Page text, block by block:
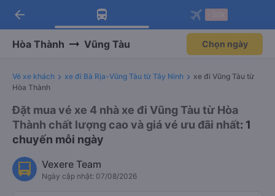
Tải app Vexere ngay!
Nhận ưu đãi thành viên độc
Mở app
Tải app Vexere
-30k/ghế khi đặt vé máy bay qua
Mở app
arrow_back
Hòa Thành Vũng Tàu Chọn ngày
Vé xe khách xe đi Bà Rịa-Vũng Tàu từ Tây Ninh
xe đi Vũng Tàu từ
Hòa Thành
Đặt mua vé xe 4 nhà xe đi Vũng Tàu từ Hòa
Thành chất lượng cao và giá vé ưu đãi nhất: 1
chuyến mỗi ngày
Vexere Team
Ngày cập nhật: 07/08/2026